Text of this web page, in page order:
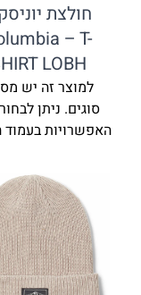
יוניסקס
SHIRT
זה יש מספר
לבחור את
בעמוד המוצר